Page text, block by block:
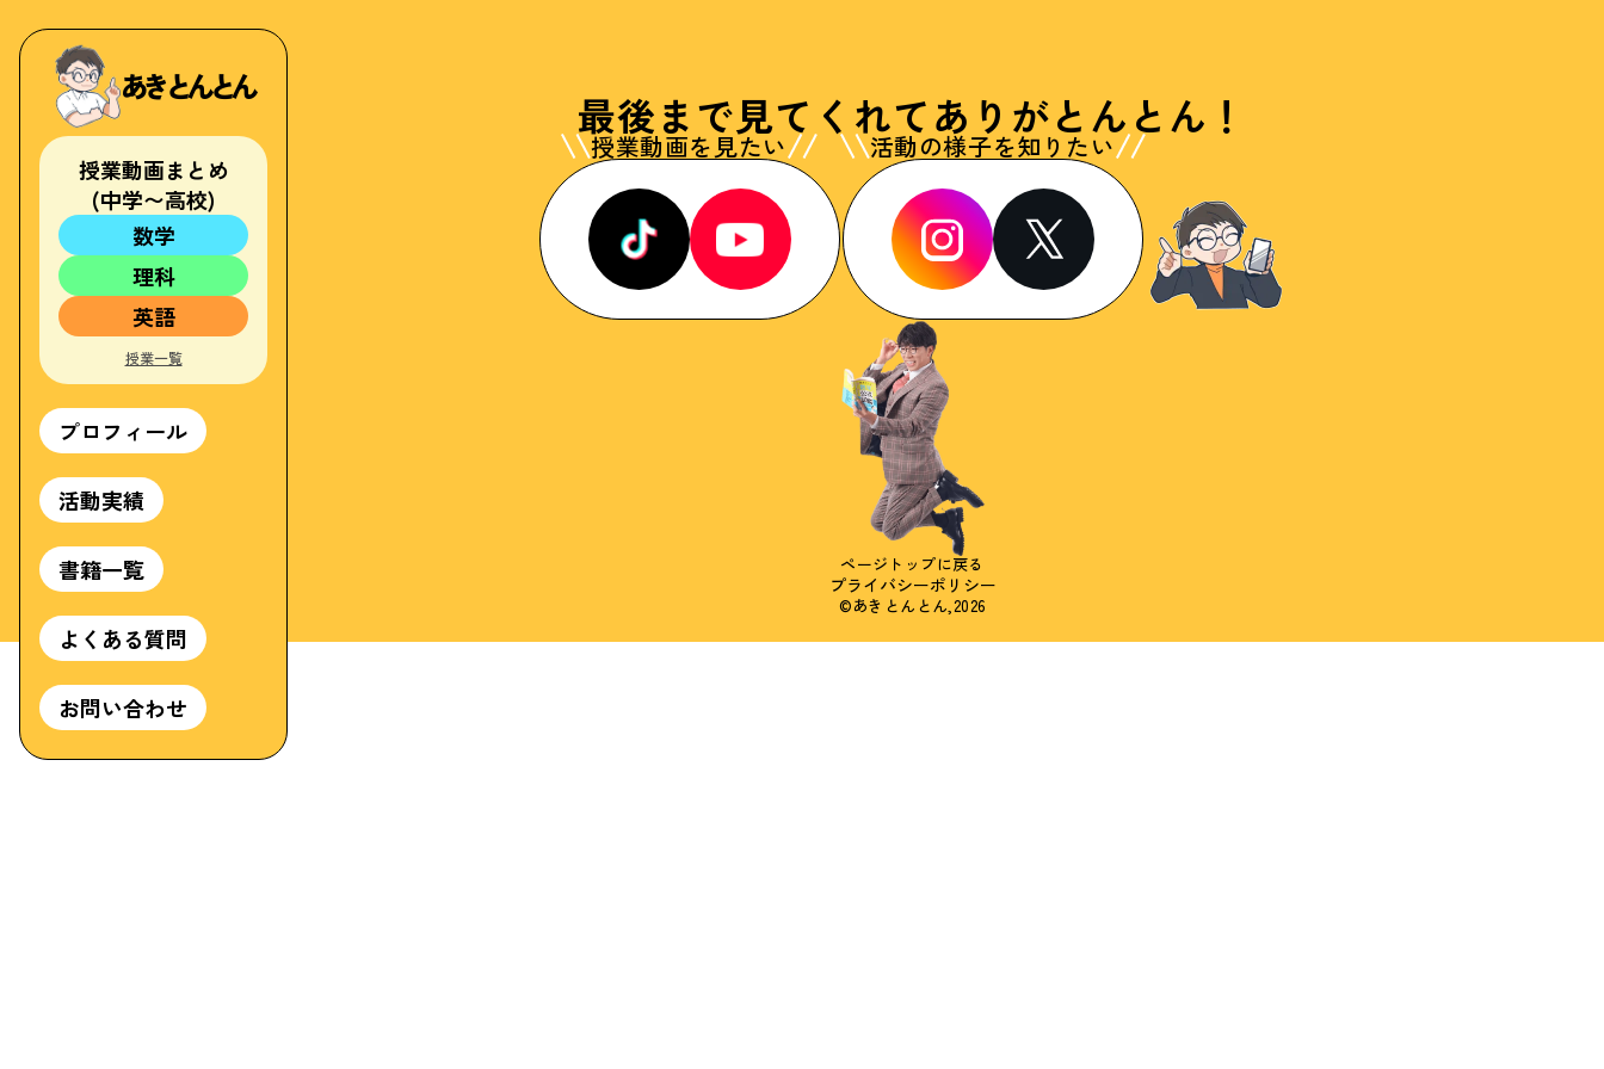
あきとんとん
授業動画まとめ
(中学〜高校)
数学
中1
中2
中3
高校
理科
中1
中2
中3
高校
英語
中1
中2
中3
高校
授業一覧
プロフィール
活動実績
書籍一覧
よくある質問
お問い合わせ
最後まで見てくれてありがとんとん！
授業動画を見たい 活動の様子を知りたい
ページトップに戻る
プライバシーポリシー
©あきとんとん,2026